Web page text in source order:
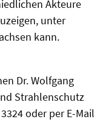
Akteure
unter
kann.
Dr. Wolfgang
Strahlenschutz
oder per E-Mail